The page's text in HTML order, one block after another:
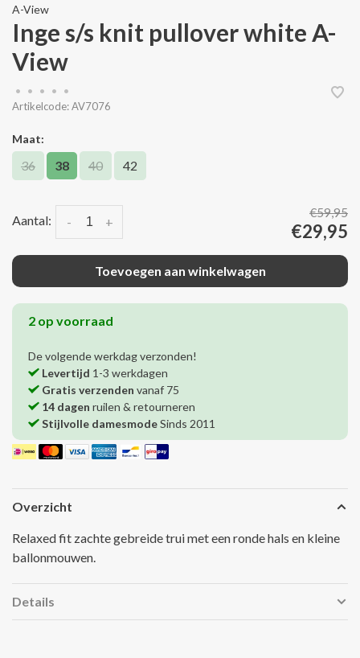
A-View
Inge s/s knit pullover white A-
View
• • • •
•
Artikelcode:AV7076
Maat:
36 38 40 42
Aantal: +
-
€59,95
€29,95
Toevoegen aan winkelwagen
2 op voorraad
De volgende werkdag verzonden!
Levertijd 1-3 werkdagen
Gratis verzenden vanaf 75
14 dagen ruilen & retourneren
Stijlvolle damesmodeSinds 2011
Overzicht
Relaxed fit zachte gebreide trui met een ronde hals en kleine
ballonmouwen.
Details